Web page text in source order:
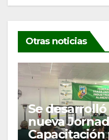
Otras noticias
Se
nueva